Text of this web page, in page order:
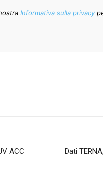
Informativa sulla privacy
ACC Dati